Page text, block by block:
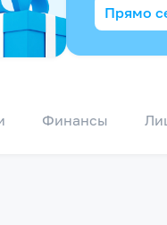
Прямо
Финансы